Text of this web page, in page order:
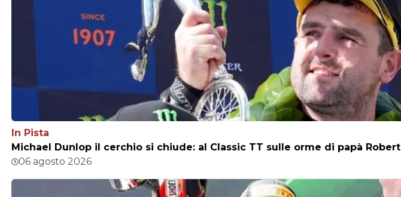
In Pista
Michael Dunlop il cerchio si chiude: al Classic TT sulle orme di papà Robert
06 agosto 2026